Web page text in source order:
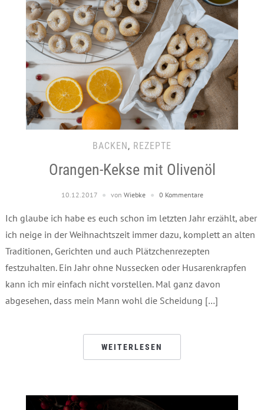
BACKEN, REZEPTE
Orangen-Kekse mit Olivenöl
10.12.2017 von Wiebke 0 Kommentare
Ich glaube ich habe es euch schon im letzten Jahr erzählt, aber
ich neige in der Weihnachtszeit immer dazu, komplett an alten
Traditionen, Gerichten und auch Plätzchenrezepten
festzuhalten. Ein Jahr ohne Nussecken oder Husarenkrapfen
kann ich mir einfach nicht vorstellen. Mal ganz davon
abgesehen, dass mein Mann wohl die Scheidung […]
WEITERLESEN